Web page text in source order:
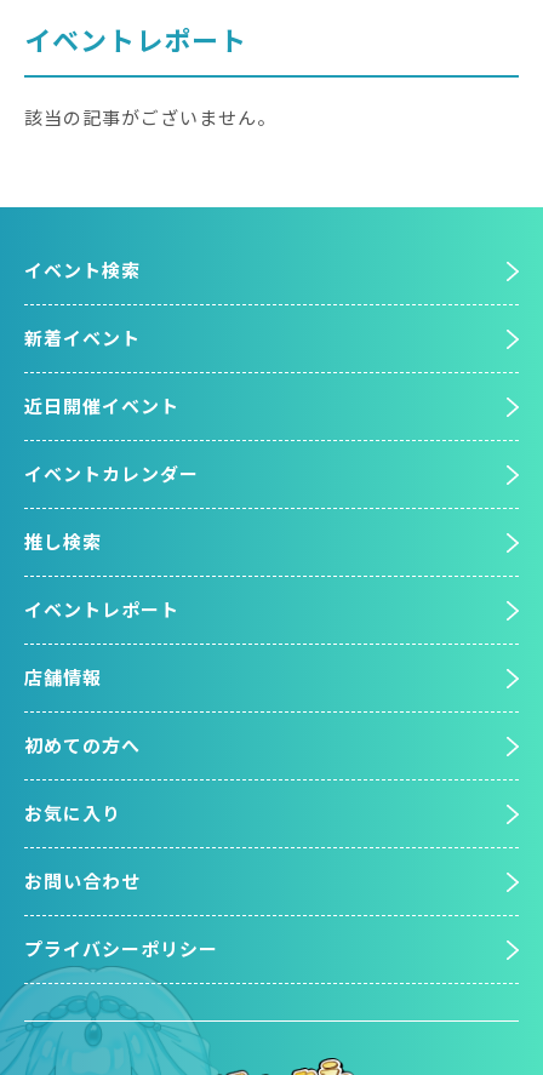
イベントレポート
該当の記事がございません。
イベント検索
新着イベント
近日開催イベント
イベントカレンダー
推し検索
イベントレポート
店舗情報
初めての方へ
お気に入り
お問い合わせ
プライバシーポリシー